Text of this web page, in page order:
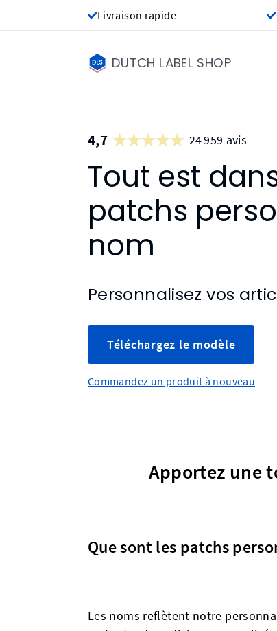
Livraison rapide
DUTCH LABEL SHOP
4,7 24 959 avis
Tout est
patchs
nom
Personnalisez vos
Téléchargez le modèle
Commandez un produit à nouveau
Apportez une
Que sont les patchs
Les noms reflètent notre